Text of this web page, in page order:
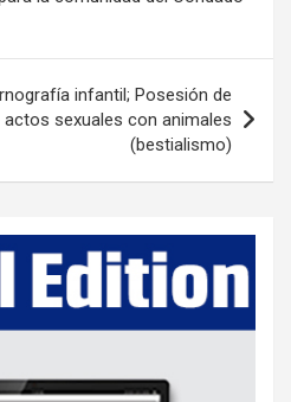
infantil; Posesión de
sexuales con animales
(bestialismo)